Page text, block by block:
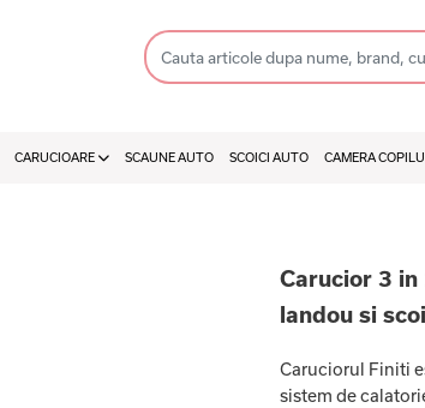
CARUCIOARE SCAUNE AUTO SCOICI AUTO CAMERA
Carucior 3
landou si
Caruciorul Finiti
sistem de